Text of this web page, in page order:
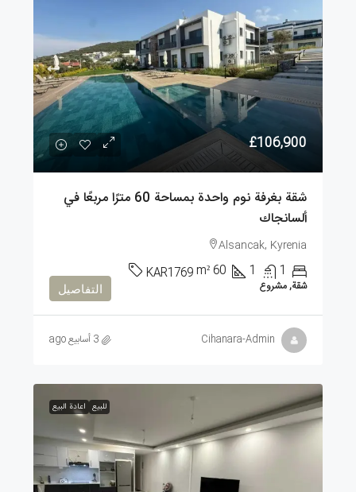
£106,900
شقة بغرفة نوم واحدة بمساحة 60 مترًا مربعًا في
ألسانجاك
Alsancak, Kyrenia
1
1
60
m²
KAR1769
شقة, مشروع التفاصيل
Cihanara-Admin 3 أسابيع ago
للبيع اعادة البيع